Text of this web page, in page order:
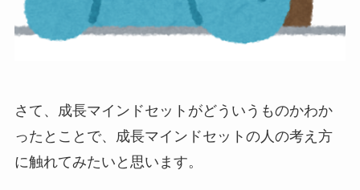
さて、成長マインドセットがどういうものかわか
ったとことで、成長マインドセットの人の考え方
に触れてみたいと思います。